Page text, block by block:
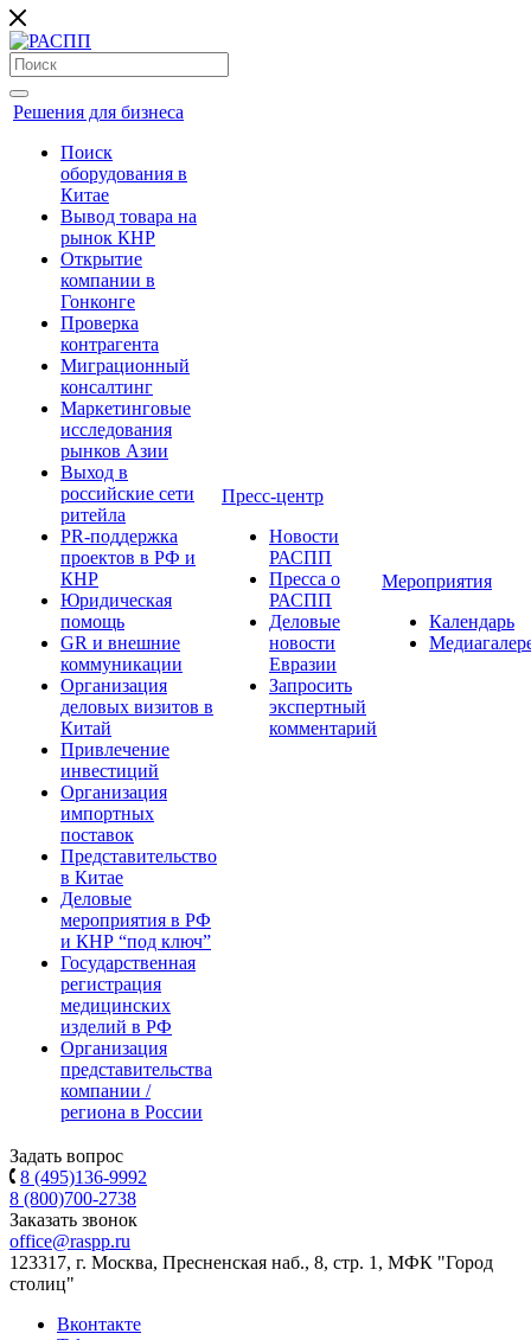
Решения для бизнеса
Поиск
оборудования в
Китае
Вывод товара на
рынок КНР
Открытие
компании в
Гонконге
Проверка
контрагента
Миграционный
консалтинг
Маркетинговые
исследования
рынков Азии
Выход в
российские сети
ритейла
PR-поддержка
проектов в РФ и
КНР
Юридическая
помощь
GR и внешние
коммуникации
Организация
деловых визитов в
Китай
Привлечение
инвестиций
Организация
импортных
поставок
Представительство
в Китае
Деловые
мероприятия в РФ
и КНР “под ключ”
Государственная
регистрация
медицинских
изделий в РФ
Организация
представительства
компании /
региона в России
Пресс-центр
Новости
РАСПП
Пресса о
РАСПП
Деловые
новости
Евразии
Запросить
экспертный
комментарий
Мероприятия
Календарь
Задать вопрос
8 (495)136-9992
8 (800)700-2738
Заказать звонок
office@raspp.ru
123317, г. Москва, Пресненская наб., 8, стр. 1, МФК "Город
столиц"
Вконтакте